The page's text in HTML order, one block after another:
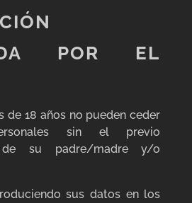
POR EL
de 18 años no pueden ceder
sin el previo
de su padre/madre y/o
sus datos en los